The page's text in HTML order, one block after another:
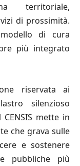
territoriale,
di prossimità.
di cura
più integrato
riservata ai
silenzioso
mette in
che grava sulle
e sostenere
pubbliche più